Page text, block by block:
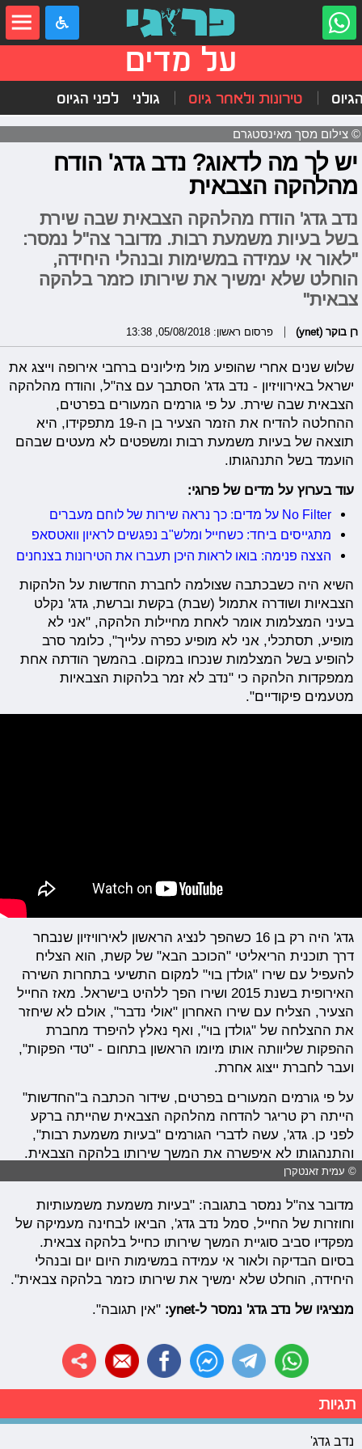
על מדים
טירונות ולאחר גיוס גולני לפני הגיוס
© צילום מסך מאינסטגרם
יש לך מה לדאוג? נדב גדג' הודח
מהלהקה הצבאית
נדב גדג' הודח מהלהקה הצבאית שבה שירת
בשל בעיות משמעת רבות. מדובר צה"ל נמסר:
"לאור אי עמידה במשימות ובנהלי היחידה,
הוחלט שלא ימשיך את שירותו כזמר בלהקה
צבאית"
רן בוקר (ynet) פרסום ראשון: 05/08/2018, 13:38
שלוש שנים אחרי שהופיע מול מיליונים ברחבי אירופה וייצג את
ישראל באירוויזיון - נדב גדג' הסתבך עם צה"ל, והודח מהלהקה
הצבאית שבה שירת. על פי גורמים המעורים בפרטים,
ההחלטה להדיח את הזמר הצעיר בן ה-19 מתפקידו, היא
תוצאה של בעיות משמעת רבות ומשפטים לא מעטים שבהם
הועמד בשל התנהגותו.
עוד בערוץ על מדים של פרוגי:
No Filter על מדים: כך נראה שירות של לוחם מעברים
מתגייסים ביחד: כשחייל ומלש"ב נפגשים לראיון וואטסאפ
הצצה פנימה: בואו לראות היכן תעברו את הטירונות בצנחנים
השיא היה כשבכתבה שצולמה לחברת החדשות על הלהקות
הצבאיות ושודרה אתמול (שבת) בקשת וברשת, גדג' נקלט
בעיני המצלמות אומר לאחת מחיילות הלהקה, "אני לא
מופיע, תסתכלי, אני לא מופיע כפרה עלייך", כלומר סרב
להופיע בשל המצלמות שנכחו במקום. בהמשך הודתה אחת
ממפקדות הלהקה כי "נדב לא זמר בלהקות הצבאיות
מטעמים פיקודיים".
גדג' היה רק בן 16 כשהפך לנציג הראשון לאירוויזיון שנבחר
דרך תוכנית הריאליטי "הכוכב הבא" של קשת, הוא הצליח
להעפיל עם שירו "גולדן בוי" למקום התשיעי בתחרות השירה
האירופית בשנת 2015 ושירו הפך ללהיט בישראל. מאז החייל
הצעיר, הצליח עם שירו האחרון "אולי נדבר", אולם לא שיחזר
את ההצלחה של "גולדן בוי", ואף נאלץ להיפרד מחברת
ההפקות שליוותה אותו מיומו הראשון בתחום - "טדי הפקות",
ועבר לחברת ייצוג אחרת.
על פי גורמים המעורים בפרטים, שידור הכתבה ב"החדשות"
הייתה רק טריגר להדחה מהלהקה הצבאית שהייתה ברקע
לפני כן. גדג', עשה לדברי הגורמים "בעיות משמעת רבות",
והתנהגותו לא איפשרה את המשך שירותו בלהקה הצבאית.
© עמית זאנטקרן
מדובר צה"ל נמסר בתגובה: "בעיות משמעת משמעותיות
וחוזרות של החייל, סמל נדב גדג', הביאו לבחינה מעמיקה של
מפקדיו סביב סוגיית המשך שירותו כחייל בלהקה צבאית.
בסיום הבדיקה ולאור אי עמידה במשימות היום יום ובנהלי
היחידה, הוחלט שלא ימשיך את שירותו כזמר בלהקה צבאית".
מנציגיו של נדב גדג' נמסר ל-ynet:
"אין תגובה".
תגיות
נדב גדג'